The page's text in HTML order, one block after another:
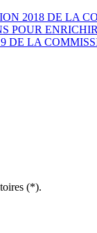
2018 DE LA
POUR
DE LA
(*).